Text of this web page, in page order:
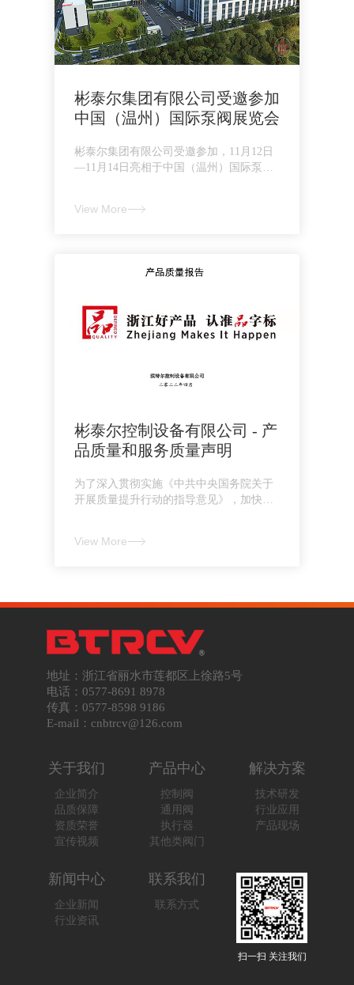
安全、..
View More
彬泰尔集团有限公司受邀参加
中国（温州）国际泵阀展览会
彬泰尔集团有限公司受邀参加，11月12日
—11月14日亮相于中国（温州）国际泵阀
View More
彬泰尔控制设备有限公司 - 产
品质量和服务质量声明
为了深入贯彻实施《中共中央国务院关于
开展质量提升行动的指导意见》，加快提
View More
地址：浙江省丽水市莲都区上徐路5号
电话：0577-8691 8978
传真：0577-8598 9186
E-mail：cnbtrcv@126.com
关于我们
企业简介
品质保障
资质荣誉
宣传视频
产品中心
控制阀
通用阀
执行器
其他类阀门
解决方案
技术研发
行业应用
产品现场
新闻中心
企业新闻
行业资讯
联系我们
联系方式
扫一扫 关注我们